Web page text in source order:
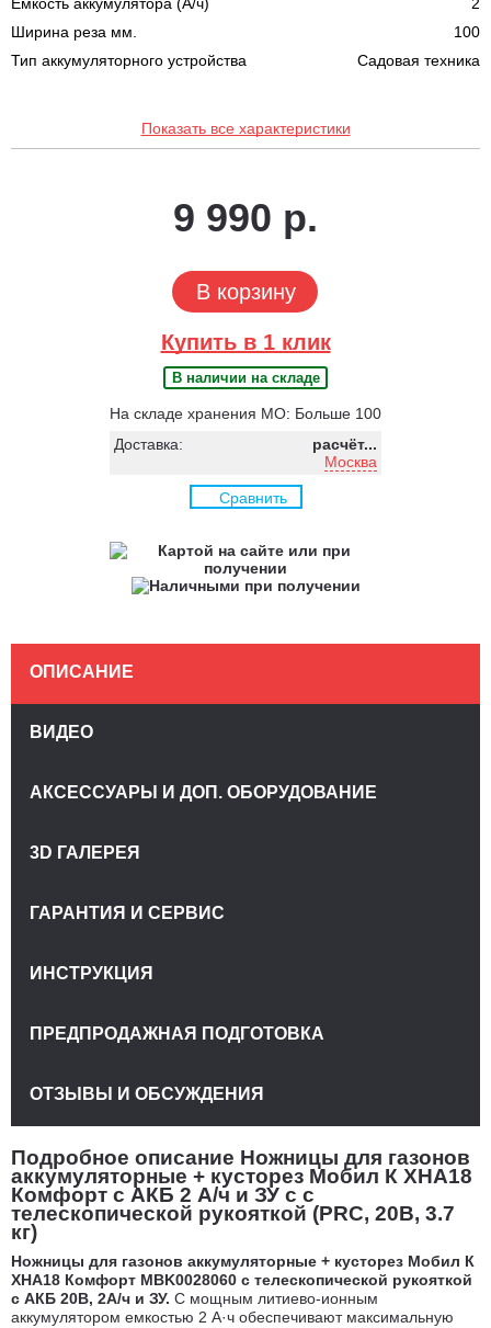
Ширина реза мм.
100
Тип аккумуляторного устройства
Садовая техника
Показать все характеристики
9 990 р.
В корзину
Купить в 1 клик
В наличии на складе
На складе хранения МО: Больше 100
Доставка:
расчёт...
Москва
Сравнить
Подробное описание Ножницы для газонов
аккумуляторные + кусторез Мобил К XHA18
Комфорт с АКБ 2 А/ч и ЗУ с с
телескопической рукояткой (PRC, 20В, 3.7
кг)
Ножницы для газонов аккумуляторные + кусторез Мобил К
XHA18 Комфорт MBK0028060 с телескопической рукояткой
с АКБ 20В, 2А/ч и ЗУ. С мощным литиево-ионным
аккумулятором емкостью 2 А·ч обеспечивают максимальную
ОПИСАНИЕ
ВИДЕО
АКСЕССУАРЫ И ДОП. ОБОРУДОВАНИЕ
3D ГАЛЕРЕЯ
ГАРАНТИЯ И СЕРВИС
ИНСТРУКЦИЯ
ПРЕДПРОДАЖНАЯ ПОДГОТОВКА
ОТЗЫВЫ И ОБСУЖДЕНИЯ